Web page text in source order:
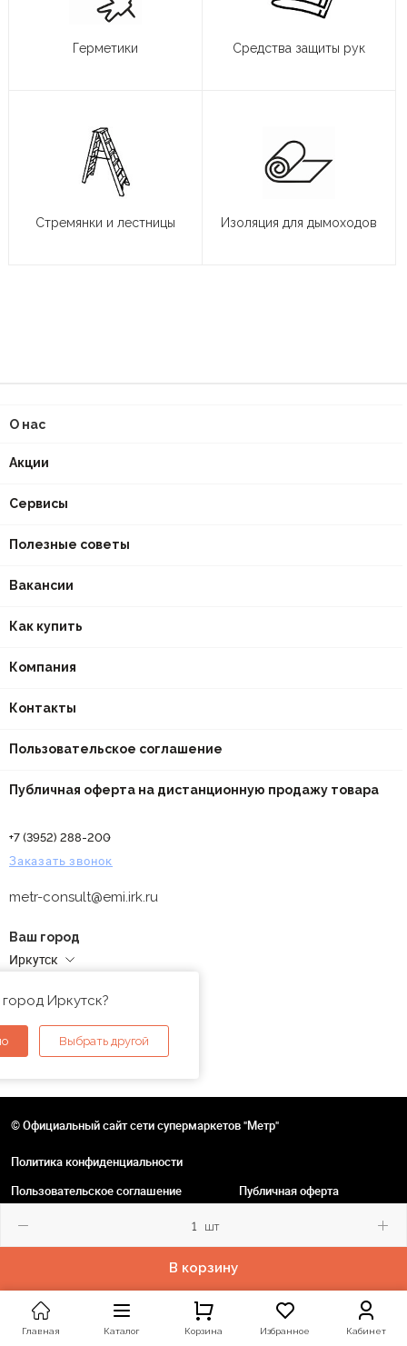
шт
В корзину
Герметики Средства защиты рук
Стремянки и лестницы Изоляция для дымоходов
О нас
Акции
Сервисы
Полезные советы
Вакансии
Как купить
Компания
Контакты
Пользовательское соглашение
Публичная оферта на дистанционную продажу товара
+7 (3952) 288-200
Заказать звонок
metr-consult@emi.irk.ru
Ваш город
Иркутск
Иркутск?
Выбрать другой
© Официальный сайт сети супермаркетов "Метр"
Политика конфиденциальности
Пользовательское соглашение
Публичная оферта
Главная Каталог Корзина Избранное Кабинет